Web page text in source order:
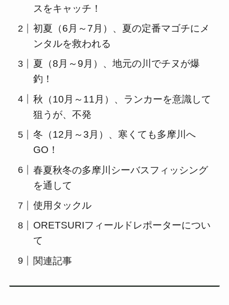
スをキャッチ！
初夏（6月～7月）、夏の定番マゴチにメ
ンタルを救われる
夏（8月～9月）、地元の川でチヌが爆
釣！
秋（10月～11月）、ランカーを意識して
狙うが、不発
冬（12月～3月）、寒くても多摩川へ
GO！
春夏秋冬の多摩川シーバスフィッシング
を通して
使用タックル
ORETSURIフィールドレポーターについ
て
関連記事